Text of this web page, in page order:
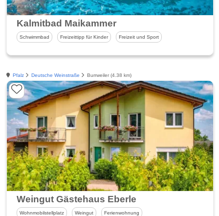
Kalmitbad Maikammer
Schwimmbad Freizeittipp für Kinder Freizeit und Sport
Pfalz Deutsche Weinstraße Burrweiler (4.38 km)
Weingut Gästehaus Eberle
Wohnmobilstellplatz Weingut Ferienwohnung